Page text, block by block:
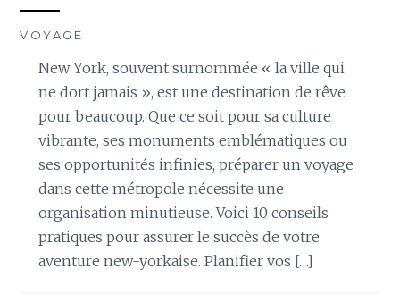
VOYAGE
New York, souvent surnommée « la ville qui
ne dort jamais », est une destination de rêve
pour beaucoup. Que ce soit pour sa culture
vibrante, ses monuments emblématiques ou
ses opportunités infinies, préparer un voyage
dans cette métropole nécessite une
organisation minutieuse. Voici 10 conseils
pratiques pour assurer le succès de votre
aventure new-yorkaise. Planifier vos […]